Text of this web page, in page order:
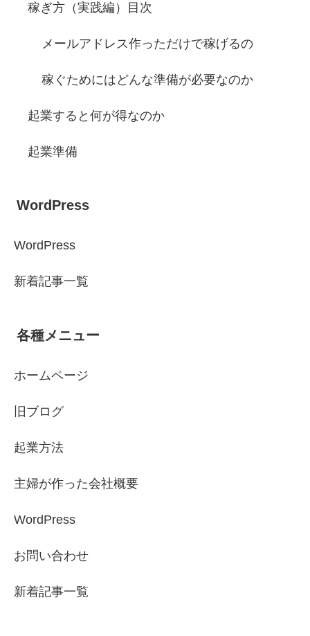
稼ぎ方（実践編）目次
メールアドレス作っただけで稼げるの
稼ぐためにはどんな準備が必要なのか
起業すると何が得なのか
起業準備
WordPress
WordPress
新着記事一覧
各種メニュー
ホームページ
旧ブログ
起業方法
主婦が作った会社概要
WordPress
お問い合わせ
新着記事一覧